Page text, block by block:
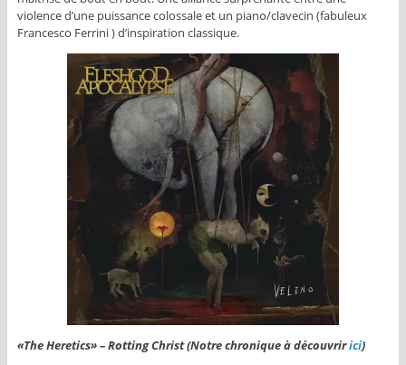
violence d’une puissance colossale et un piano/clavecin (fabuleux
Francesco Ferrini ) d’inspiration classique.
«The Heretics» – Rotting Christ (Notre chronique à découvririci)